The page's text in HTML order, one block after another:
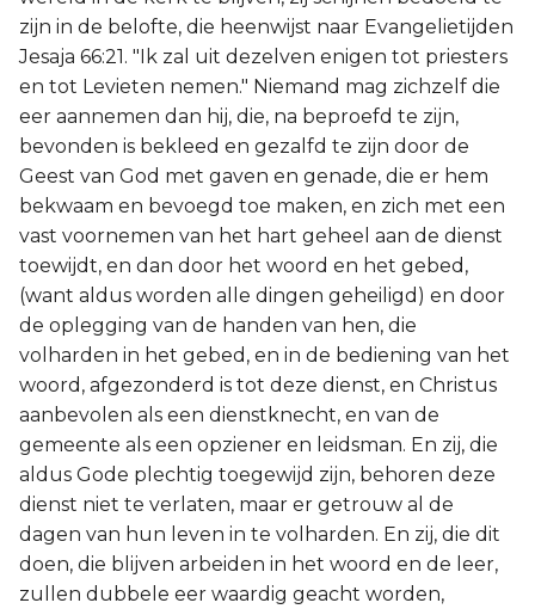
zijn in de belofte, die heenwijst naar Evangelietijden
Jesaja 66:21. "Ik zal uit dezelven enigen tot priesters
en tot Levieten nemen." Niemand mag zichzelf die
eer aannemen dan hij, die, na beproefd te zijn,
bevonden is bekleed en gezalfd te zijn door de
Geest van God met gaven en genade, die er hem
bekwaam en bevoegd toe maken, en zich met een
vast voornemen van het hart geheel aan de dienst
toewijdt, en dan door het woord en het gebed,
(want aldus worden alle dingen geheiligd) en door
de oplegging van de handen van hen, die
volharden in het gebed, en in de bediening van het
woord, afgezonderd is tot deze dienst, en Christus
aanbevolen als een dienstknecht, en van de
gemeente als een opziener en leidsman. En zij, die
aldus Gode plechtig toegewijd zijn, behoren deze
dienst niet te verlaten, maar er getrouw al de
dagen van hun leven in te volharden. En zij, die dit
doen, die blijven arbeiden in het woord en de leer,
zullen dubbele eer waardig geacht worden,